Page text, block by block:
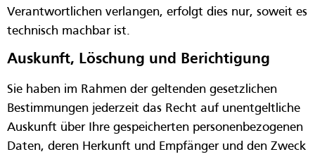
Verantwortlichen verlangen, erfolgt dies nur, soweit es
technisch machbar ist.
Auskunft, Löschung und Berichtigung
Sie haben im Rahmen der geltenden gesetzlichen
Bestimmungen jederzeit das Recht auf unentgeltliche
Auskunft über Ihre gespeicherten personenbezogenen
Daten, deren Herkunft und Empfänger und den Zweck